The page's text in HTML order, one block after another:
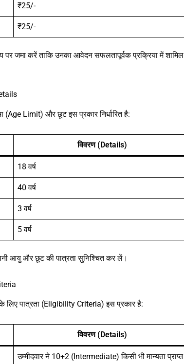
₹25/-
₹25/-
पर जमा करें ताकि उनका आवेदन सफलतापूर्वक प्रक्रिया में शामिल
Limit) और छूट इस प्रकार निर्धारित है:
विवरण (Details)
18 वर्ष
40 वर्ष
3 वर्ष
5 वर्ष
आयु और छूट की पात्रता सुनिश्चित कर लें।
पात्रता (Eligibility Criteria) इस प्रकार है:
विवरण (Details)
उम्मीदवार ने 10+2 (Intermediate) किसी भी मान्यता प्राप्त